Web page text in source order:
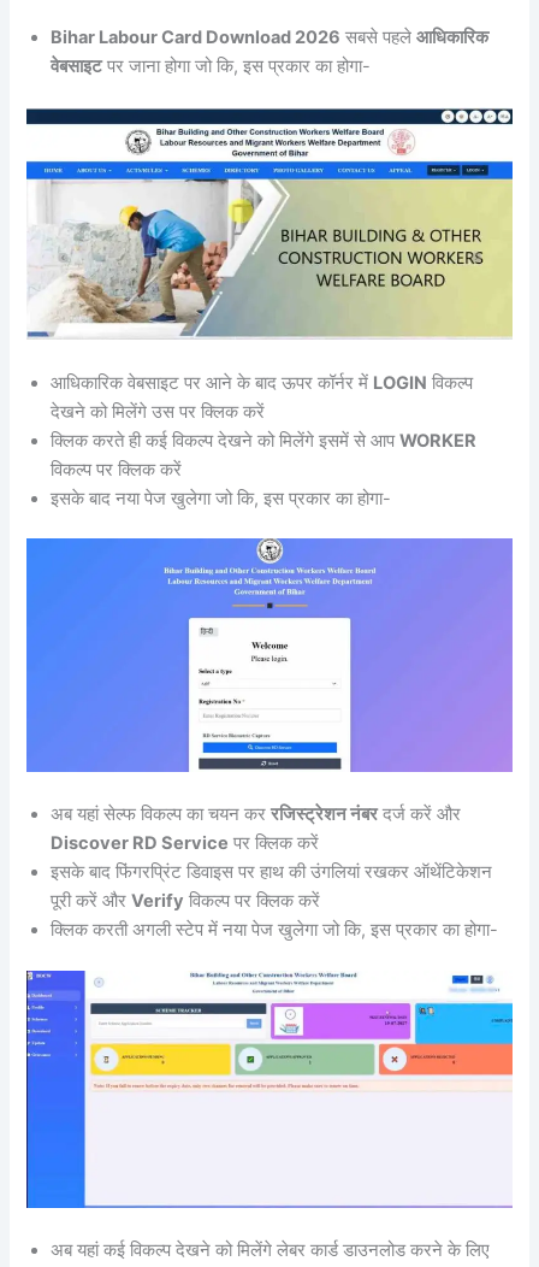
Bihar Labour Card Download 2026 सबसे पहलेआधिकारिक
वेबसाइटपर जाना होगा जो कि, इस प्रकार का होगा-
आधिकारिक वेबसाइट पर आने के बाद ऊपर कॉर्नर में LOGIN विकल्प
देखने को मिलेंगे उस पर क्लिक करें
क्लिक करते ही कई विकल्प देखने को मिलेंगे इसमें से आपWORKER
विकल्प पर क्लिक करें
इसके बाद नया पेज खुलेगा जो कि, इस प्रकार का होगा-
अब यहां सेल्फ विकल्प का चयन कररजिस्ट्रेशन नंबरदर्ज करें और
Discover RD Service पर क्लिक करें
इसके बाद फिंगरप्रिंट डिवाइस पर हाथ की उंगलियां रखकर ऑथेंटिकेशन
पूरी करें औरVerify विकल्प पर क्लिक करें
क्लिक करती अगली स्टेप में नया पेज खुलेगा जो कि, इस प्रकार का होगा-
अब यहां कई विकल्प देखने को मिलेंगे लेबर कार्ड डाउनलोड करने के लिए